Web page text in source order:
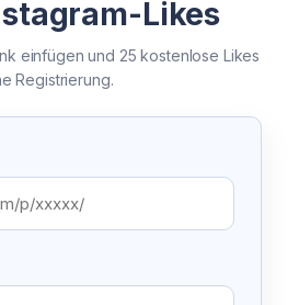
Likes
einfügen und 25 kostenlose Likes
Registrierung.